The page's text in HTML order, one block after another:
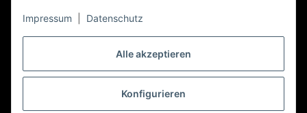
Alle akzeptieren
Konfigurieren
Impressum Datenschutz
Folge Uns